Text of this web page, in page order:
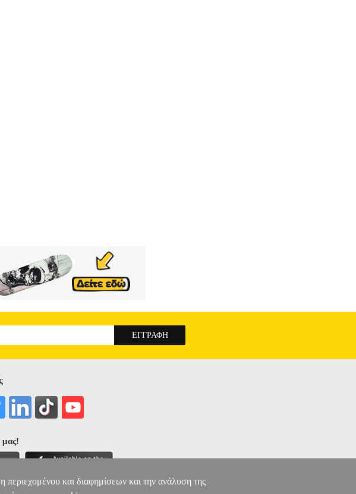
μας!
περιεχομένου και διαφημίσεων και την ανάλυση της